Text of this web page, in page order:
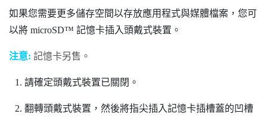
如果您需要更多儲存空間以存放應用程式與媒體檔案，您可
以將 microSD™ 記憶卡插入頭戴式裝置。
注意: 記憶卡另售。
請確定頭戴式裝置已關閉。
翻轉頭戴式裝置，然後將指尖插入記憶卡插槽蓋的凹槽